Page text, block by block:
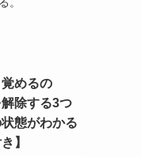
めるの
除する3つ
態がわかる
】